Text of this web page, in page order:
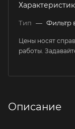
Тип — Фильтр
Цены носят
работы.
Описание